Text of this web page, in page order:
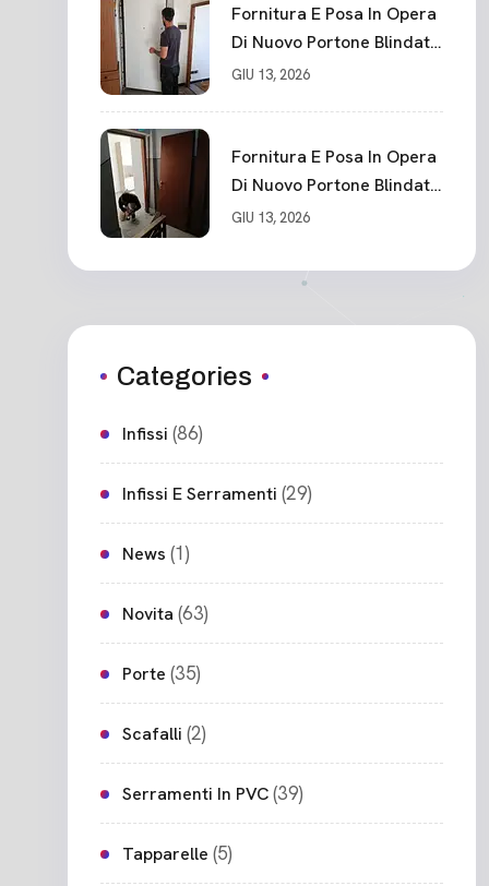
Fornitura E Posa In Opera
Di Nuovo Portone Blindato
Classe 3 Sicurezza
GIU 13, 2026
Fornitura E Posa In Opera
Di Nuovo Portone Blindato
Ceparana
GIU 13, 2026
Categories
Infissi (86)
Infissi E Serramenti (29)
News (1)
Novita (63)
Porte (35)
Scafalli (2)
Serramenti In PVC(39)
Tapparelle (5)